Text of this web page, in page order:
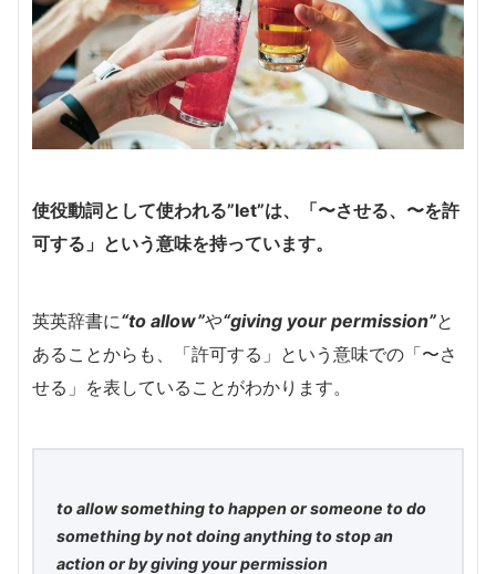
使役動詞として使われる”let”は、「〜させる、〜を許
可する」という意味を持っています。
英英辞書に“to allow”や“giving your permission”と
あることからも、「許可する」という意味での「〜さ
せる」を表していることがわかります。
to allow something to happen or someone to do
something by not doing anything to stop an
action or by giving your permission